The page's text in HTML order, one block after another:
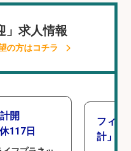
」求人情報
の方はコチラ
開
117日
フィッ
計」